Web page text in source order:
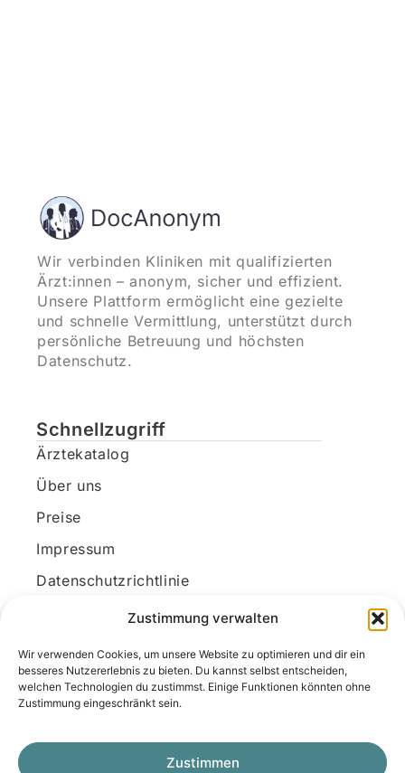
Zustimmung verwalten
Wir verwenden Cookies, um unsere Website zu optimieren und dir ein
besseres Nutzererlebnis zu bieten. Du kannst selbst entscheiden,
welchen Technologien du zustimmst. Einige Funktionen könnten ohne
Zustimmung eingeschränkt sein.
Zustimmen
Wir verbinden Kliniken mit qualifizierten
Ärzt:innen – anonym, sicher und effizient.
Unsere Plattform ermöglicht eine gezielte
und schnelle Vermittlung, unterstützt durch
persönliche Betreuung und höchsten
Datenschutz.
Schnellzugriff
Ärztekatalog
Über uns
Preise
Impressum
Datenschutzrichtlinie
Kundenkonto
Unsere Kontaktdaten
E-Mail: kontakt@docanonym.com